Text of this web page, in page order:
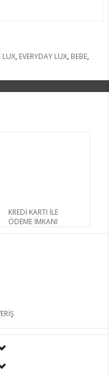
LUX, EVERYDAY LUX, BEBE,
KREDİ KARTI İLE
ÖDEME İMKANI